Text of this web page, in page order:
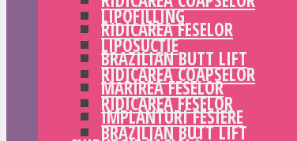
RIDICAREA FESELOR
BRAZILIAN BUTT LIFT
MĂRIREA FESELOR
IMPLANTURI FESIERE
LIPOFILLING
LIPOSUCȚIE
RIDICAREA COAPSELOR
RIDICAREA FESELOR
BRAZILIAN BUTT LIFT